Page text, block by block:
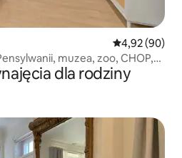
Średnia
4,92 (90)
muzea, zoo, CHOP,
dla rodziny
Wybór gości